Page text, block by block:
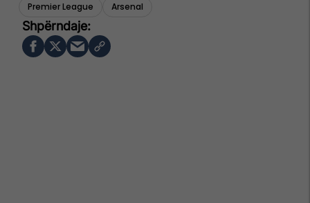
Premier League
Arsenal